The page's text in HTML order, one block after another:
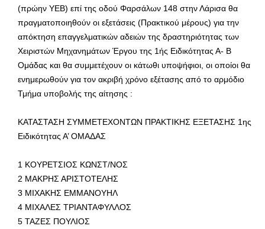
(πρώην ΥΕΒ) επί της οδού Φαρσάλων 148 στην Λάρισα θα
πραγματοποιηθούν οι εξετάσεις (Πρακτικού μέρους) για την
απόκτηση επαγγελματικών αδειών της δραστηριότητας των
Χειριστών Μηχανημάτων Έργου της 1ής Ειδικότητας Α- Β
Ομάδας και θα συμμετέχουν οι κάτωθι υποψήφιοι, οι οποίοι θα
ενημερωθούν για τον ακριβή χρόνο εξέτασης από το αρμόδιο
Τμήμα υποβολής της αίτησης :
ΚΑΤΑΣΤΑΣΗ ΣΥΜΜΕΤΕΧΟΝΤΩΝ ΠΡΑΚΤΙΚΗΣ ΕΞΕΤΑΣΗΣ 1ης
Ειδικότητας Α’ ΟΜΑΔΑΣ
1 ΚΟΥΡΕΤΣΙΟΣ ΚΩΝΣΤ/ΝΟΣ
2 ΜΑΚΡΗΣ ΑΡΙΣΤΟΤΕΛΗΣ
3 ΜΙΧΑΚΗΣ ΕΜΜΑΝΟΥΗΛ
4 ΜΙΧΑΛΕΣ ΤΡΙΑΝΤΑΦΥΛΛΟΣ
5 ΤΑΖΕΣ ΠΟΥΛΙΟΣ